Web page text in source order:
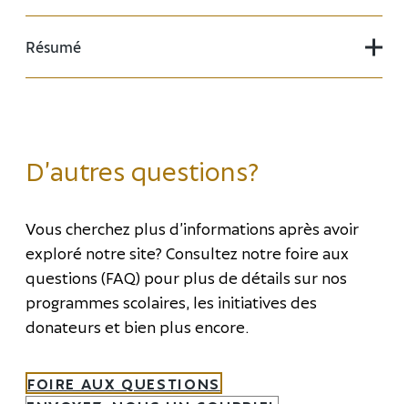
Résumé
D’autres questions?
Vous cherchez plus d’informations après avoir
exploré notre site? Consultez notre foire aux
questions (FAQ) pour plus de détails sur nos
programmes scolaires, les initiatives des
donateurs et bien plus encore.
FOIRE AUX QUESTIONS
Commanditaire